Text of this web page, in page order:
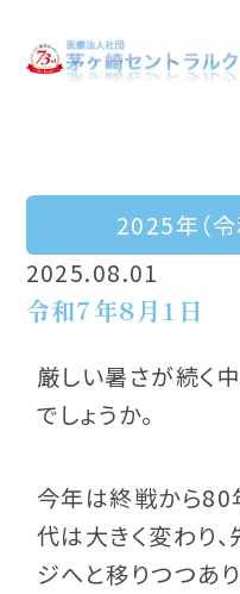
2025年（令
2025.08.01
令和7年8月1日
厳しい暑さが続く
でしょうか。
今年は終戦から
代は大きく変わり
ジへと移りつつあ